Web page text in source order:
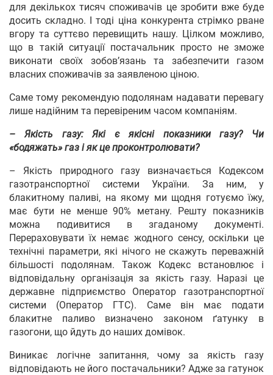
для декількох тисяч споживачів це зробити вже буде
досить складно. І тоді ціна конкурента стрімко рване
вгору та суттєво перевищить нашу. Цілком можливо,
що в такій ситуації постачальник просто не зможе
виконати своїх зобов’язань та забезпечити газом
власних споживачів за заявленою ціною.
Саме тому рекомендую подолянам надавати перевагу
лише надійним та перевіреним часом компаніям.
– Якість газу: Які є якісні показники газу? Чи
«бодяжать» газ і як це проконтролювати?
– Якість природного газу визначається Кодексом
газотранспортної системи України. За ним, у
блакитному паливі, на якому ми щодня готуємо їжу,
має бути не менше 90% метану. Решту показників
можна подивитися в згаданому документі.
Перераховувати їх немає жодного сенсу, оскільки це
технічні параметри, які нічого не скажуть переважній
більшості подолянам. Також Кодекс встановлює і
відповідальну організація за якість газу. Наразі це
державне підприємство Оператор газотранспортної
системи (Оператор ГТС). Саме він має подати
блакитне паливо визначено законом ґатунку в
газогони, що йдуть до наших домівок.
Виникає логічне запитання, чому за якість газу
відповідають не його постачальники? Адже за гатунок